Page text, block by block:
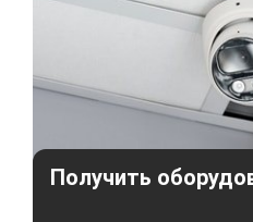
всю обязательную
соответствует
законодательства в
безопасности.
установке на всех видах
автомобили ЧОП и
Важно! Для
Получить